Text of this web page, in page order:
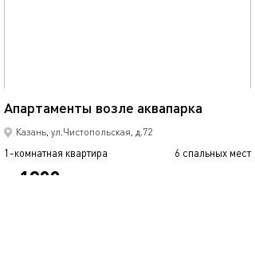
Апартаменты возле аквапарка
Казань, ул.Чистопольская, д.72
1-комнатная квартира 6 спальных мест
1900